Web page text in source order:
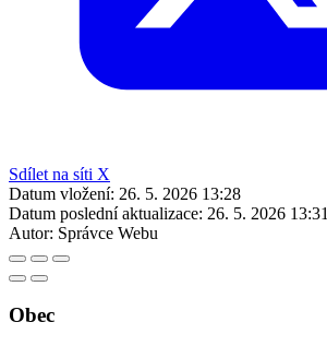
Sdílet na síti X
Datum vložení: 26. 5. 2026 13:28
Datum poslední aktualizace: 26. 5. 2026 13:31
Autor: Správce Webu
Obec